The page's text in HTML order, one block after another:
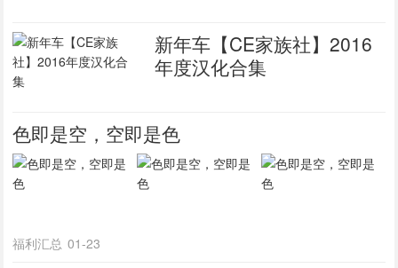
新年车【CE家族社】2016
年度汉化合集
色即是空，空即是色
福利汇总 01-23